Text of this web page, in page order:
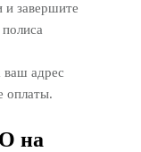
и завершите
ваш адрес
оплаты.
на